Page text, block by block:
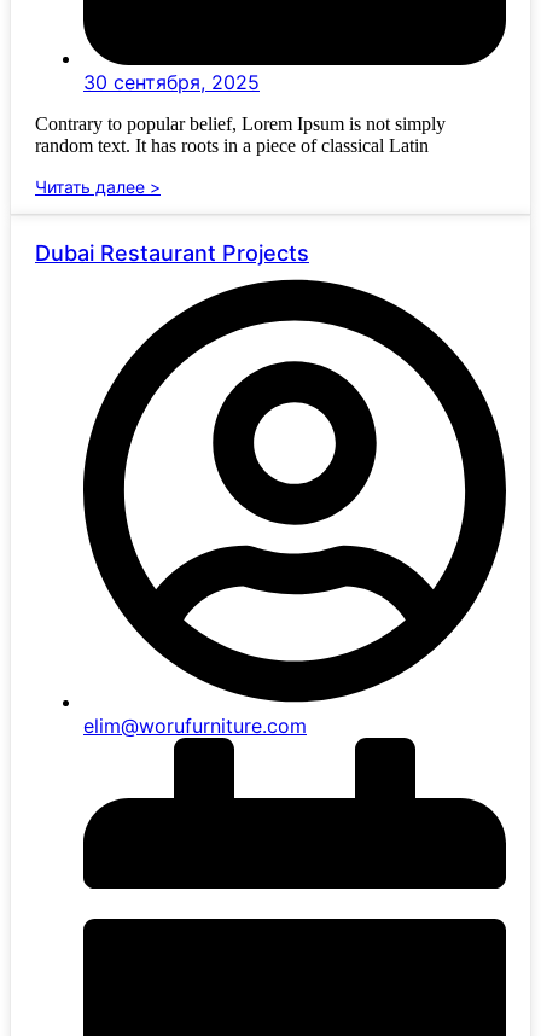
30 сентября, 2025
Contrary to popular belief, Lorem Ipsum is not simply
random text. It has roots in a piece of classical Latin
Читать далее >
Dubai Restaurant Projects
elim@worufurniture.com